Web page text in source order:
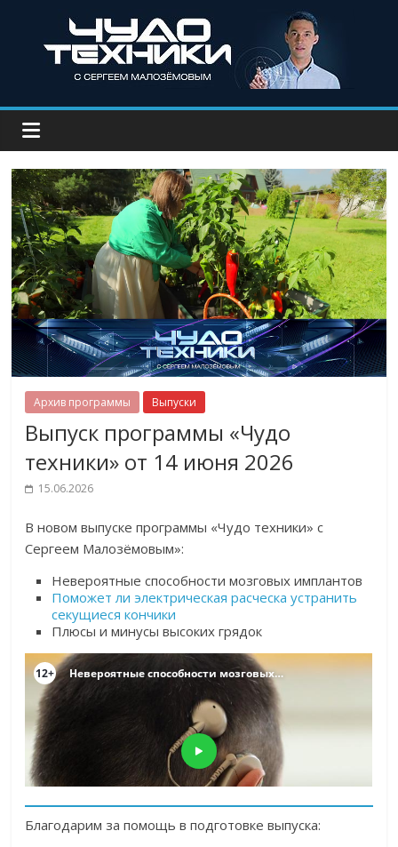
Архив программы Выпуски
Выпуск программы «Чудо
техники» от 14 июня 2026
15.06.2026
В новом выпуске программы «Чудо техники» с
Сергеем Малозёмовым»:
Невероятные способности мозговых имплантов
Поможет ли электрическая расческа устранить
секущиеся кончики
Плюсы и минусы высоких грядок
Благодарим за помощь в подготовке выпуска: